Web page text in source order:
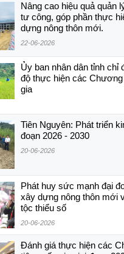
Nâng cao hiệu quả quản
tư công, góp phần thực
dựng nông thôn mới.
22-06-2026
Ủy ban nhân dân tỉnh chỉ
độ thực hiện các
gia
Tiên Nguyên: Phát triển
đoạn 2026 - 2030
20-06-2026
Phát huy sức mạnh đại
xây dựng nông thôn mới
tộc thiểu số
20-06-2026
Đánh giá thực hiện các